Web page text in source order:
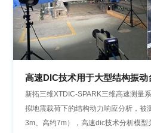
高速DIC技术用于大型结构振
性验证
新拓三维XTDIC-SPARK三维高速测量
拟地震载荷下的结构动力响应分析，被
3m、高约7m），高速dic技术分析模型